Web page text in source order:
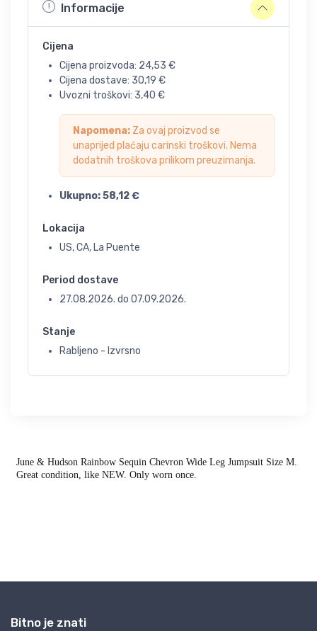
Informacije
Cijena
Cijena proizvoda: 24,53 €
Cijena dostave: 30,19 €
Uvozni troškovi: 3,40 €
Napomena: Za ovaj proizvod se
unaprijed plaćaju carinski troškovi. Nema
dodatnih troškova prilikom preuzimanja.
Ukupno:58,12€
Lokacija
US, CA, La Puente
Period dostave
27.08.2026. do 07.09.2026.
Stanje
Rabljeno - Izvrsno
Bitno je znati